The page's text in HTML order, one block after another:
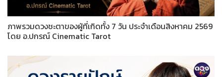
ภาพรวมดวงชะตาของผู้ที่เกิดทั้ง 7 วัน ประจำเดือนสิงหาคม 2569
โดย อ.ปกรณ์ Cinematic Tarot